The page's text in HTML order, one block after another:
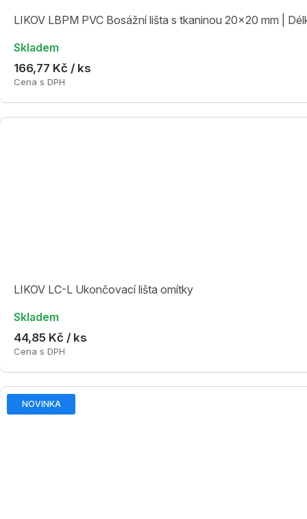
LIKOV LBPM PVC Bosážní lišta s tkaninou 20x20 mm |
Skladem
166,77 Kč / ks
Cena s DPH
LIKOV LC-L Ukončovací lišta omítky
Skladem
44,85 Kč / ks
Cena s DPH
NOVINKA